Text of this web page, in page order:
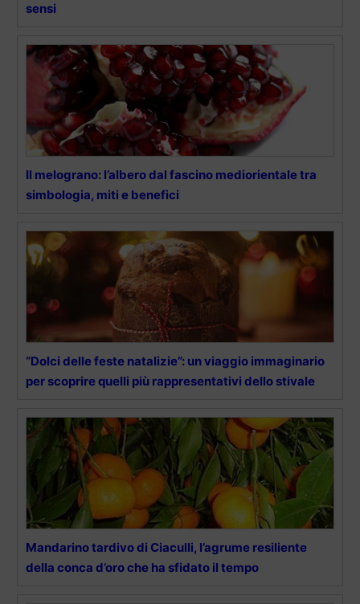
sensi
Il melograno: l’albero dal fascino mediorientale tra
simbologia, miti e benefici
“Dolci delle feste natalizie”: un viaggio immaginario
per scoprire quelli più rappresentativi dello stivale
Mandarino tardivo di Ciaculli, l’agrume resiliente
della conca d’oro che ha sfidato il tempo